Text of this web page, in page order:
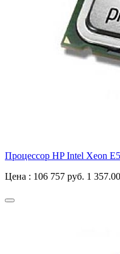
Процессор HP Intel Xeon
Цена : 106 757 руб. 1